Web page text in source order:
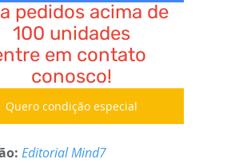
pedidos acima de
100 unidades
em contato
conosco!
Quero condição especial
Editorial Mind7